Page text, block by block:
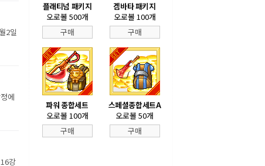
2일
에
강
플래티넘 패키지
오로볼 500개
구매
겜바타 패키지
오로볼 100개
구매
파워 종합세트
오로볼 100개
구매
스페셜종합세트A
오로볼 50개
구매